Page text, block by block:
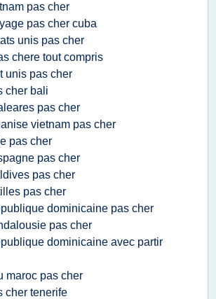
pas cher
pas cher cuba
unis pas cher
chere tout compris
unis pas cher
cher bali
pas cher
vietnam pas cher
pas cher
pas cher
pas cher
pas cher
dominicaine pas cher
pas cher
dominicaine avec partir
maroc pas cher
cher tenerife